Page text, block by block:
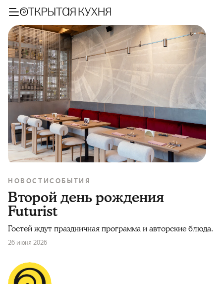
НОВОСТИСОБЫТИЯ
Второй день рождения
Futurist
Гостей ждут праздничная программа и авторские блюда.
26 июня 2026